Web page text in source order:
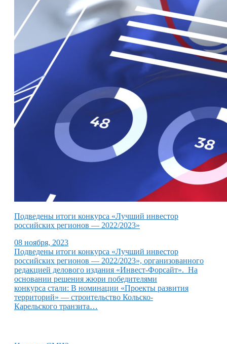
Подведены итоги конкурса «Лучший инвестор
российских регионов — 2022/2023»
08 ноября, 2023
Подведены итоги конкурса «Лучший инвестор
российских регионов — 2022/2023», организованного
редакцией делового издания «Инвест-Форсайт». На
основании решения жюри победителями
конкурса стали: В номинации «Проекты развития
территорий» — строительство Кольско-
Карельского транзита…